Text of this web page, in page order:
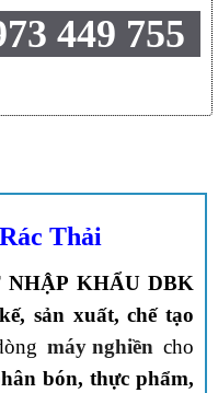
449 755
Thải
NHẬP KHẨU DBK
sản xuất, chế tạo
máy nghiền cho
bón, thực phẩm,